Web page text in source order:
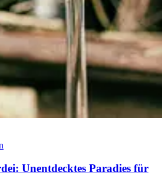
Unentdecktes Paradies für